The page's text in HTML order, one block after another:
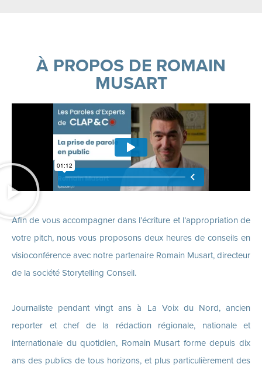
À PROPOS DE ROMAIN
MUSART
Afin de vous accompagner dans l’écriture et l’appropriation de
votre pitch, nous vous proposons deux heures de conseils en
visioconférence avec notre partenaire Romain Musart, directeur
de la société Storytelling Conseil.
Journaliste pendant vingt ans à La Voix du Nord, ancien
reporter et chef de la rédaction régionale, nationale et
internationale du quotidien, Romain Musart forme depuis dix
ans des publics de tous horizons, et plus particulièrement des